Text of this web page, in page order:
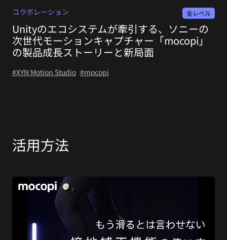
コラボレーション 全レベル
Unityのエコシステムが牽引する、ソニーの
次世代モーションキャプチャー「mocopi」
の製品成長ストーリーと新局面
#XYN Motion Studio #mocopi
活用方法